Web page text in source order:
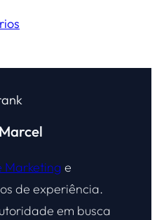
Marketing e
de experiência.
em busca